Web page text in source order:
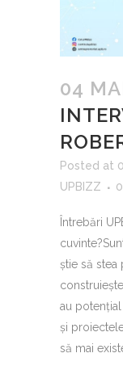
04
Posted at
UPBIZZ
Întrebări
știe să stea
au
și
să mai